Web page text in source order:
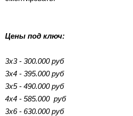
Цены под ключ:
3х3 - 300.000 руб
3х4 - 395.000 руб
3х5 - 490.000 руб
4х4 - 585.000 руб
3х6 - 630.000 руб